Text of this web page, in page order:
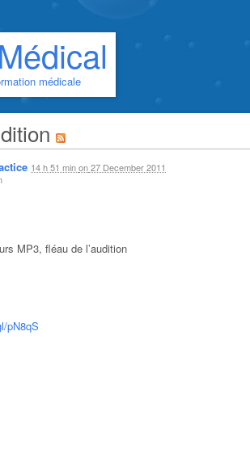
médicale
14 h 51 minon27 December 2011
MP3, fléau de l’audition
pN8qS